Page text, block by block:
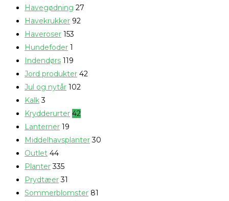
Havegødning 27
Havekrukker 92
Haveroser 153
Hundefoder 1
Indendørs 119
Jord produkter 42
Jul og nytår 102
Kalk 3
Krydderurter 42
Lanterner 19
Middelhavsplanter 30
Outlet 44
Planter 335
Prydtæer 31
Sommerblomster 81